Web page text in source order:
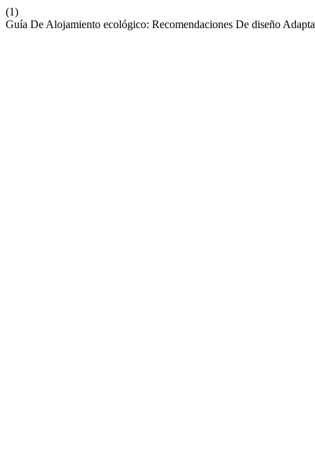
(1)
Guía De Alojamiento ecológico: Recomendaciones De diseño